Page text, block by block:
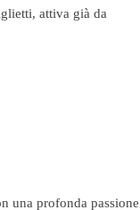
attiva già da
una profonda passione